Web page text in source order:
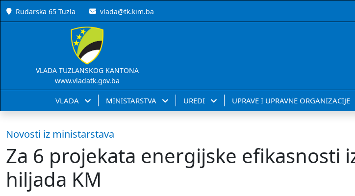
Rudarska 65 Tuzla vlada@tk.kim.ba
VLADA TUZLANSKOG KANTONA
www.vladatk.gov.ba
VLADA MINISTARSTVA UREDI UPRAVE I UPRAVNE ORGANIZACIJE
Novosti iz ministarstava
Za 6 projekata energijske efikasnosti
hiljada KM